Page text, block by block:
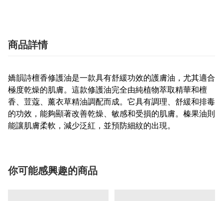
商品詳情
嬌韻詩檀香修護油是一款具有舒緩功效的護膚油，尤其適合
極度乾燥的肌膚。這款修護油完全由純植物萃取精華和檀
香、荳蔻、薰衣草精油調配而成。它具有調理、舒緩和排毒
的功效，能夠顯著改善乾燥、敏感和受損的肌膚。榛果油則
能讓肌膚柔軟，減少泛紅，並預防細紋的出現。
你可能感興趣的商品